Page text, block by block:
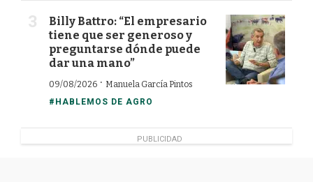
Billy Battro: “El empresario
tiene que ser generoso y
preguntarse dónde puede
dar una mano”
09/08/2026 · Manuela García Pintos
#HABLEMOS DE AGRO
PUBLICIDAD